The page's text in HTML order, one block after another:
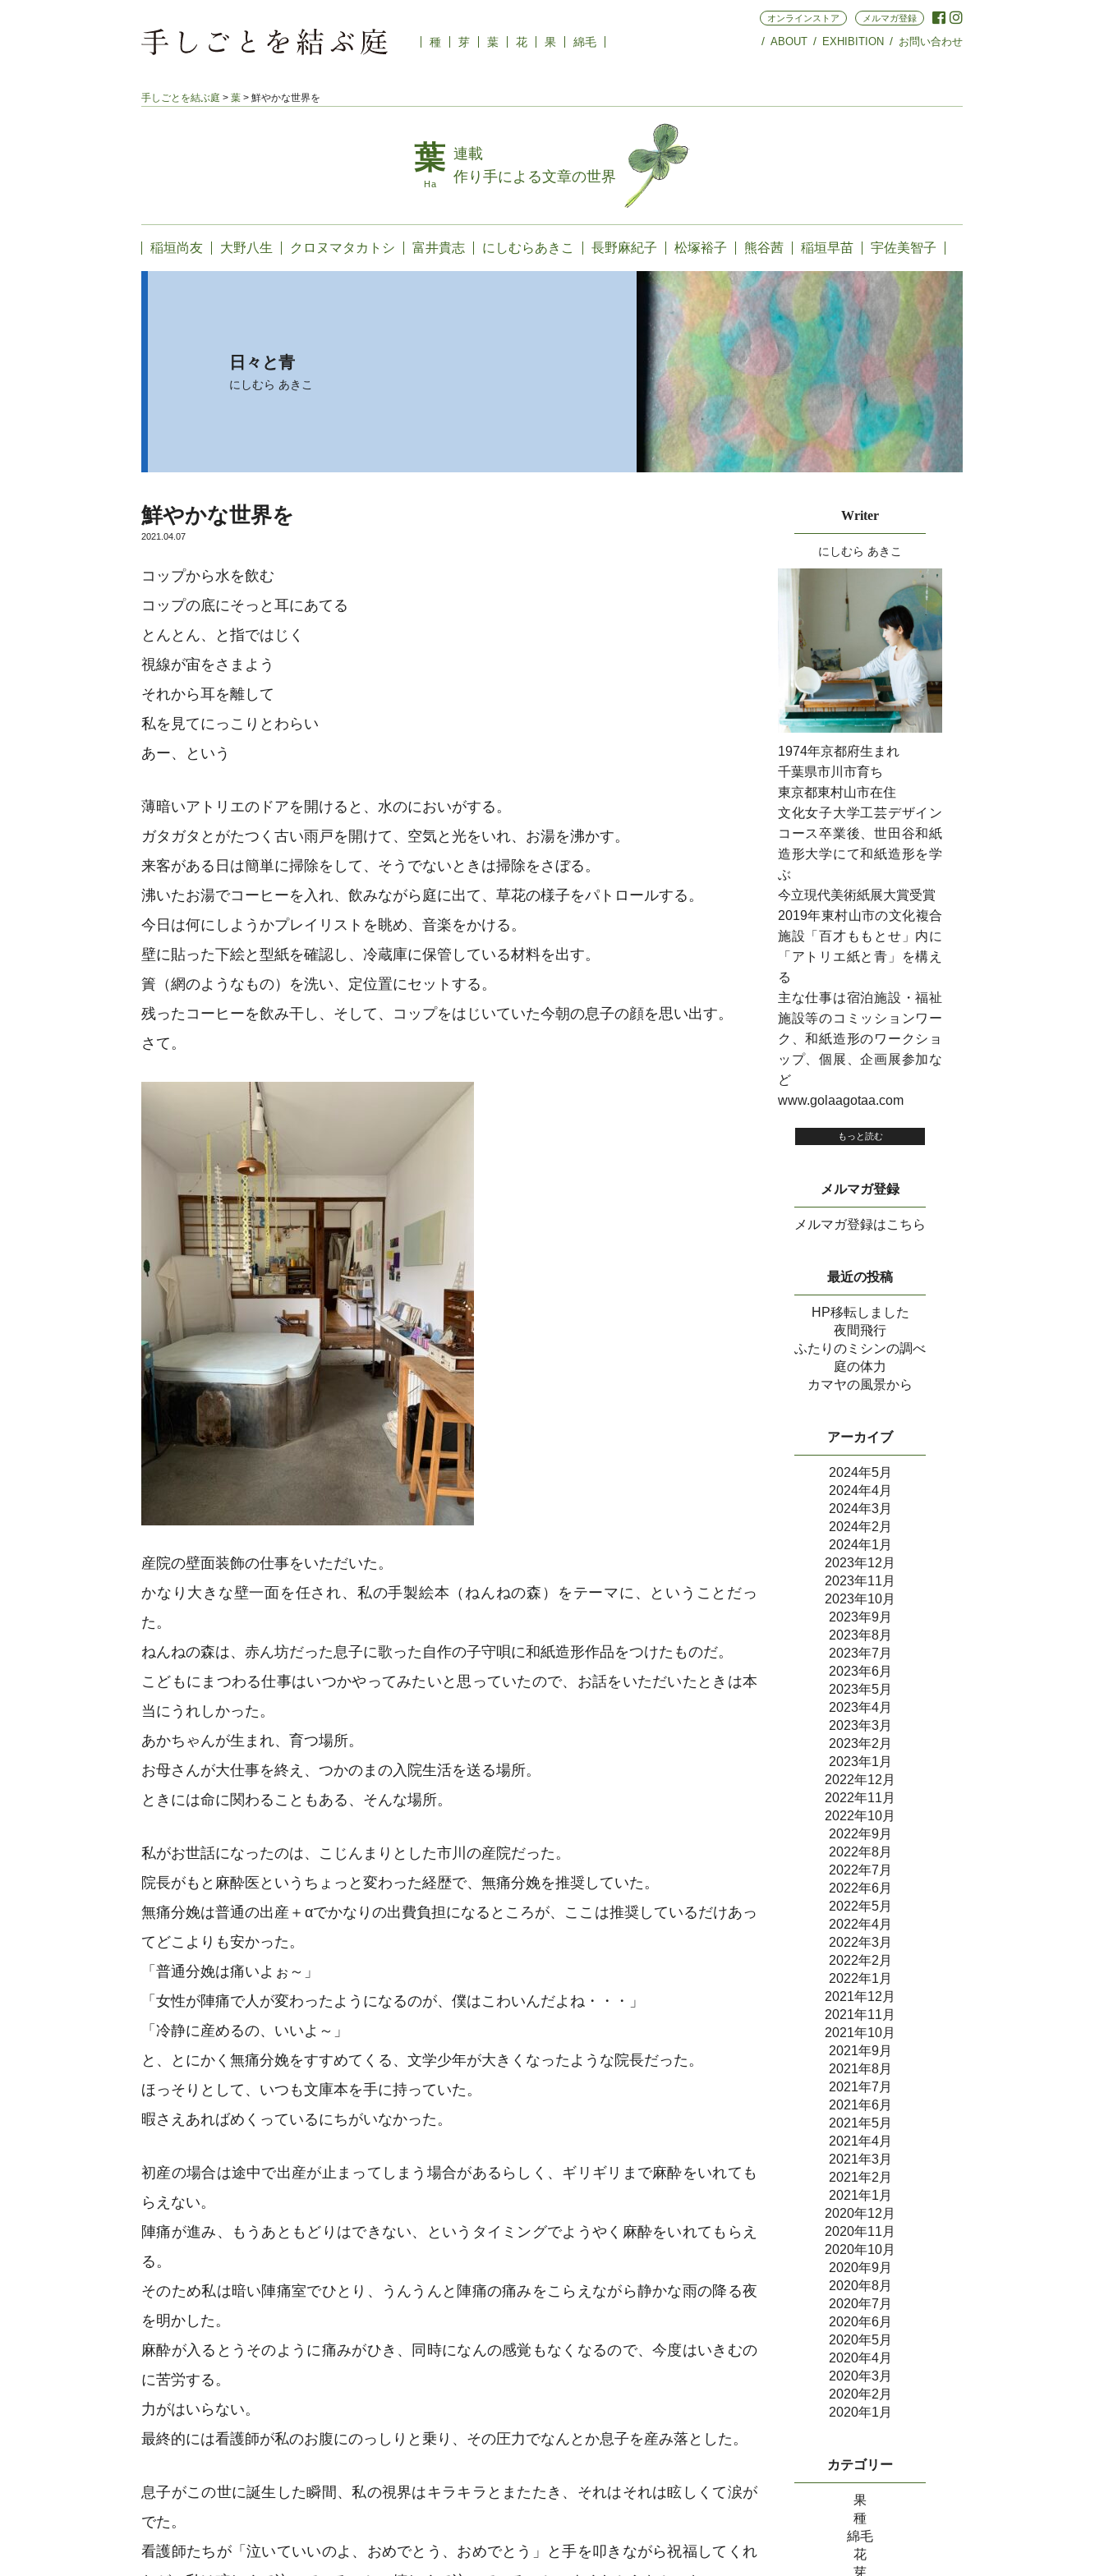
種 芽 葉 花 果 綿毛 ABOUT EXHIBITION お問い合わせ
オンラインストア メルマガ登録
手しごとを結ぶ庭 > 葉 > 鮮やかな世界を
連載
作り手による文章の世界
稲垣尚友 大野八生 クロヌマタカトシ 富井貴志 にしむらあきこ 長野麻紀子 松塚裕子 熊谷茜 稲垣早苗 宇佐美智子
日々と青
にしむら あきこ
鮮やかな世界を
2021.04.07
コップから水を飲む
コップの底にそっと耳にあてる
とんとん、と指ではじく
視線が宙をさまよう
それから耳を離して
私を見てにっこりとわらい
あー、という
薄暗いアトリエのドアを開けると、水のにおいがする。
ガタガタとがたつく古い雨戸を開けて、空気と光をいれ、お湯を沸かす。
来客がある日は簡単に掃除をして、そうでないときは掃除をさぼる。
沸いたお湯でコーヒーを入れ、飲みながら庭に出て、草花の様子をパトロールする。
今日は何にしようかプレイリストを眺め、音楽をかける。
壁に貼った下絵と型紙を確認し、冷蔵庫に保管している材料を出す。
簀（網のようなもの）を洗い、定位置にセットする。
残ったコーヒーを飲み干し、そして、コップをはじいていた今朝の息子の顔を思い出す。
さて。
産院の壁面装飾の仕事をいただいた。
かなり大きな壁一面を任され、私の手製絵本（ねんねの森）をテーマに、ということだっ
た。
ねんねの森は、赤ん坊だった息子に歌った自作の子守唄に和紙造形作品をつけたものだ。
こどもにまつわる仕事はいつかやってみたいと思っていたので、お話をいただいたときは本
当にうれしかった。
あかちゃんが生まれ、育つ場所。
お母さんが大仕事を終え、つかのまの入院生活を送る場所。
ときには命に関わることもある、そんな場所。
私がお世話になったのは、こじんまりとした市川の産院だった。
院長がもと麻酔医というちょっと変わった経歴で、無痛分娩を推奨していた。
無痛分娩は普通の出産＋αでかなりの出費負担になるところが、ここは推奨しているだけあっ
てどこよりも安かった。
「普通分娩は痛いよぉ～」
「女性が陣痛で人が変わったようになるのが、僕はこわいんだよね・・・」
「冷静に産めるの、いいよ～」
と、とにかく無痛分娩をすすめてくる、文学少年が大きくなったような院長だった。
ほっそりとして、いつも文庫本を手に持っていた。
暇さえあればめくっているにちがいなかった。
初産の場合は途中で出産が止まってしまう場合があるらしく、ギリギリまで麻酔をいれても
らえない。
陣痛が進み、もうあともどりはできない、というタイミングでようやく麻酔をいれてもらえ
る。
そのため私は暗い陣痛室でひとり、うんうんと陣痛の痛みをこらえながら静かな雨の降る夜
を明かした。
麻酔が入るとうそのように痛みがひき、同時になんの感覚もなくなるので、今度はいきむの
に苦労する。
力がはいらない。
最終的には看護師が私のお腹にのっしりと乗り、その圧力でなんとか息子を産み落とした。
息子がこの世に誕生した瞬間、私の視界はキラキラとまたたき、それはそれは眩しくて涙が
でた。
看護師たちが「泣いていいのよ、おめでとう、おめでとう」と手を叩きながら祝福してくれ
Writer
にしむら あきこ
1974年京都府生まれ
千葉県市川市育ち
東京都東村山市在住
文化女子大学工芸デザイン
コース卒業後、世田谷和紙
造形大学にて和紙造形を学
ぶ
今立現代美術紙展大賞受賞
2019年東村山市の文化複合
施設「百才ももとせ」内に
「アトリエ紙と青」を構え
る
主な仕事は宿泊施設・福祉
施設等のコミッションワー
ク、和紙造形のワークショ
ップ、個展、企画展参加な
ど
www.golaagotaa.com
もっと読む
メルマガ登録
メルマガ登録はこちら
最近の投稿
HP移転しました
夜間飛行
ふたりのミシンの調べ
庭の体力
カマヤの風景から
アーカイブ
2024年5月
2024年4月
2024年3月
2024年2月
2024年1月
2023年12月
2023年11月
2023年10月
2023年9月
2023年8月
2023年7月
2023年6月
2023年5月
2023年4月
2023年3月
2023年2月
2023年1月
2022年12月
2022年11月
2022年10月
2022年9月
2022年8月
2022年7月
2022年6月
2022年5月
2022年4月
2022年3月
2022年2月
2022年1月
2021年12月
2021年11月
2021年10月
2021年9月
2021年8月
2021年7月
2021年6月
2021年5月
2021年4月
2021年3月
2021年2月
2021年1月
2020年12月
2020年11月
2020年10月
2020年9月
2020年8月
2020年7月
2020年6月
2020年5月
2020年4月
2020年3月
2020年2月
2020年1月
カテゴリー
果
種
綿毛
花
芽